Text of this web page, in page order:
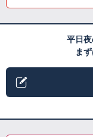
平日
ま